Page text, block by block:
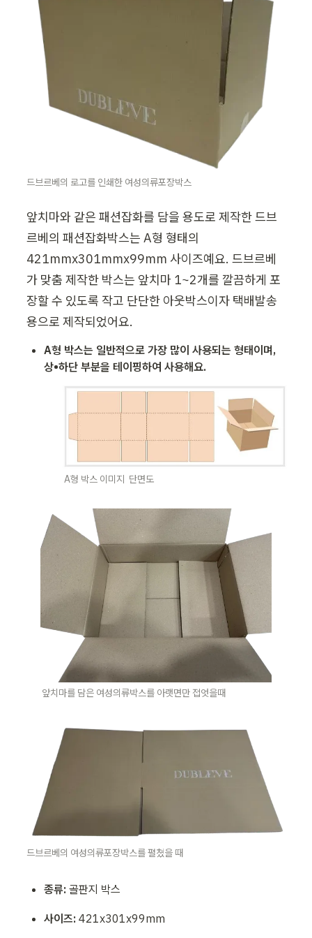
드브르베의 로고를 인쇄한 여성의류포장박스
앞치마와 같은 패션잡화를 담을 용도로 제작한 드브
르베의 패션잡화박스는 A형 형태의
421mmx301mmx99mm 사이즈예요. 드브르베
가 맞춤 제작한 박스는 앞치마 1~2개를 깔끔하게 포
장할 수 있도록 작고 단단한 아웃박스이자 택배발송
용으로 제작되었어요.
A형 박스는 일반적으로 가장 많이 사용되는 형태이며,
상•하단 부분을 테이핑하여 사용해요.
A형 박스 이미지  단면도
앞치마를 담은 여성의류박스를 아랫면만 접엇을때
드브르베의 여성의류포장박스를 펼쳤을 때
종류: 골판지 박스
사이즈: 421x301x99mm